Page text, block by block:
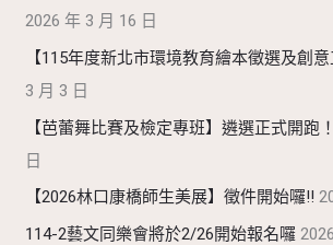
2026 年 3 月 16 日
【115年度新北市環境教育繪本徵選及創意
3 月 3 日
【芭蕾舞比賽及檢定專班】遴選正式開跑！
日
【2026林口康橋師生美展】徵件開始囉!!
114-2藝文同樂會將於2/26開始報名囉